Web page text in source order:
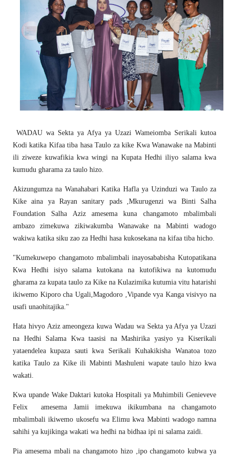
WADAU wa Sekta ya Afya ya Uzazi Wameiomba Serikali kutoa
Kodi katika Kifaa tiba hasa Taulo za kike Kwa Wanawake na Mabinti
ili ziweze kuwafikia kwa wingi na Kupata Hedhi iliyo salama kwa
kumudu gharama za taulo hizo.
Akizungumza na Wanahabari Katika Hafla ya Uzinduzi wa Taulo za
Kike aina ya Rayan sanitary pads ,Mkurugenzi wa Binti Salha
Foundation Salha Aziz amesema kuna changamoto mbalimbali
ambazo zimekuwa zikiwakumba Wanawake na Mabinti wadogo
wakiwa katika siku zao za Hedhi hasa kukosekana na kifaa tiba hicho.
"Kumekuwepo changamoto mbalimbali inayosababisha Kutopatikana
Kwa Hedhi isiyo salama kutokana na kutofikiwa na kutomudu
gharama za kupata taulo za Kike na Kulazimika kutumia vitu hatarishi
ikiwemo Kiporo cha Ugali,Magodoro ,Vipande vya Kanga visivyo na
usafi unaohitajika."
Hata hivyo Aziz ameongeza kuwa Wadau wa Sekta ya Afya ya Uzazi
na Hedhi Salama Kwa taasisi na Mashirika yasiyo ya Kiserikali
yataendelea kupaza sauti kwa Serikali Kuhakikisha Wanatoa tozo
katika Taulo za Kike ili Mabinti Mashuleni wapate taulo hizo kwa
wakati.
Kwa upande Wake Daktari kutoka Hospitali ya Muhimbili Genieveve
Felix amesema Jamii imekuwa ikikumbana na changamoto
mbalimbali ikiwemo ukosefu wa Elimu kwa Mabinti wadogo namna
sahihi ya kujikinga wakati wa hedhi na bidhaa ipi ni salama zaidi.
Pia amesema mbali na changamoto hizo ,ipo changamoto kubwa ya